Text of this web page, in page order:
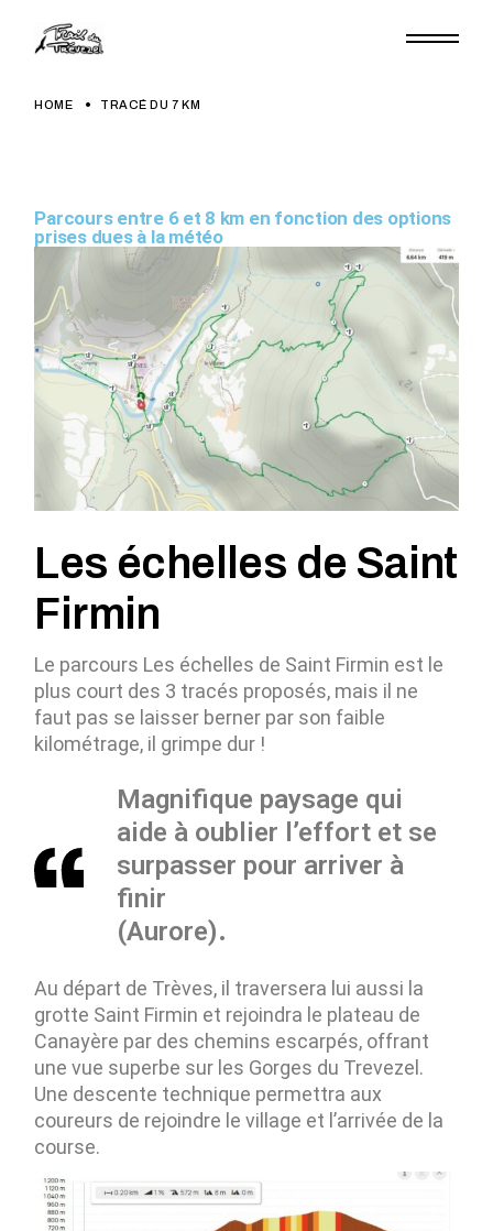
HOME TRACÉ DU 7 KM
Parcours entre 6 et 8 km en fonction des options
prises dues à la météo
Les échelles de Saint
Firmin
Le parcours Les échelles de Saint Firmin est le
plus court des 3 tracés proposés, mais il ne
faut pas se laisser berner par son faible
kilométrage, il grimpe dur !
Magnifique paysage qui
aide à oublier l’effort et se
surpasser pour arriver à
finir
(Aurore).
Au départ de Trèves, il traversera lui aussi la
grotte Saint Firmin et rejoindra le plateau de
Canayère par des chemins escarpés, offrant
une vue superbe sur les Gorges du Trevezel.
Une descente technique permettra aux
coureurs de rejoindre le village et l’arrivée de la
course.